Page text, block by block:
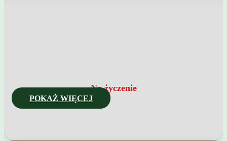
Na życzenie
POKAŻ WIĘCEJ